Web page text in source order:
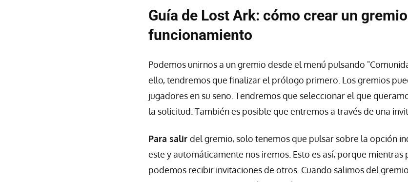
Guía de Lost Ark: cómo crear un
funcionamiento
Podemos unirnos a un gremio desde el menú pulsando
ello, tendremos que finalizar el prólogo primero. Los gremios
jugadores en su seno. Tendremos que seleccionar el que
la solicitud. También es posible que entremos a través de una
Para salir del gremio, solo tenemos que pulsar sobre la opción
este y automáticamente nos iremos. Esto es así, porque mientras
podemos recibir invitaciones de otros. Cuando salimos del